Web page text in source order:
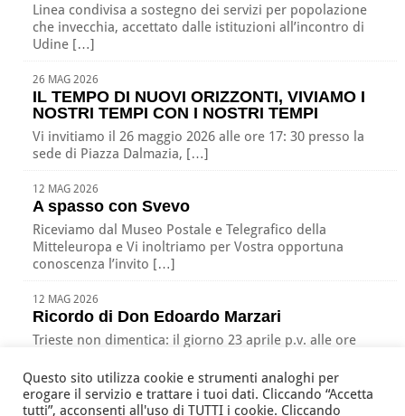
Linea condivisa a sostegno dei servizi per popolazione
che invecchia, accettato dalle istituzioni all’incontro di
Udine […]
26 MAG 2026
IL TEMPO DI NUOVI ORIZZONTI, VIVIAMO I
NOSTRI TEMPI CON I NOSTRI TEMPI
Vi invitiamo il 26 maggio 2026 alle ore 17: 30 presso la
sede di Piazza Dalmazia, […]
12 MAG 2026
A spasso con Svevo
Riceviamo dal Museo Postale e Telegrafico della
Mitteleuropa e Vi inoltriamo per Vostra opportuna
conoscenza l’invito […]
12 MAG 2026
Ricordo di Don Edoardo Marzari
Trieste non dimentica: il giorno 23 aprile p.v. alle ore
Questo sito utilizza cookie e strumenti analoghi per
erogare il servizio e trattare i tuoi dati. Cliccando “Accetta
tutti”, acconsenti all'uso di TUTTI i cookie. Cliccando